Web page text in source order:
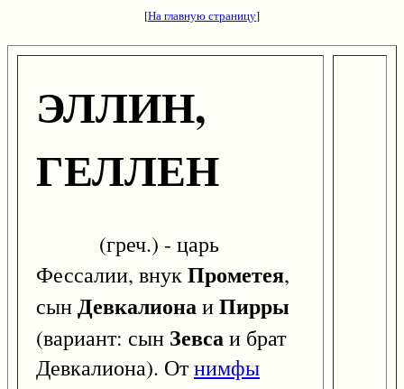
[На главную страницу]
ЭЛЛИН,
ГЕЛЛЕН
(греч.) - царь
Фессалии, внукПрометея,
сынДевкалионаиПирры
(вариант: сын Зевсаи брат
Девкалиона). Отнимфы